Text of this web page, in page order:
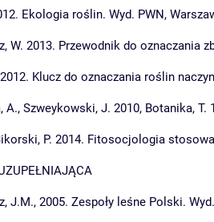
Ekologia roślin. Wyd. PWN,
W. 2013. Przewodnik do oznaczania
Klucz do oznaczania roślin
A., Szweykowski, J. 2010, Botanika, T.
P. 2014. Fitosocjologia
J.M., 2005. Zespoły leśne Polski.